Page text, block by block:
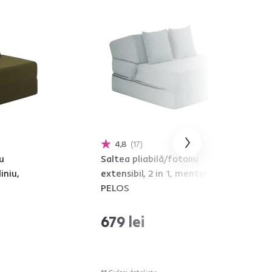
4,8 17
Saltea pliabilă/fotoliu
extensibil, 2 in 1, mentolat,
PELOS
679 lei